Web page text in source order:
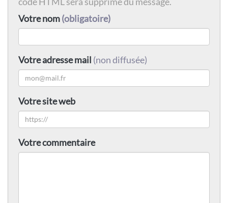
Votre nom(obligatoire)
Votre adresse mail (non diffusée)
Votre site web
Votre commentaire